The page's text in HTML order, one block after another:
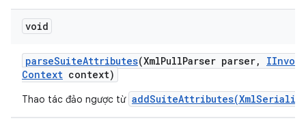
void
parseSuiteAttributes(XmlPullParser parser,
Context context)
Thao tác đảo ngược từ